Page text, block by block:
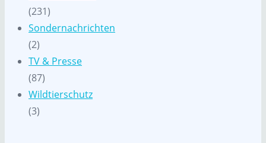
(231)
Sondernachrichten
(2)
TV & Presse
(87)
Wildtierschutz
(3)